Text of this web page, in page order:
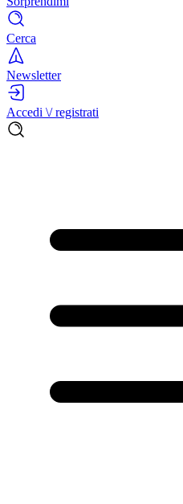
Cerca
Newsletter
Accedi \/ registrati